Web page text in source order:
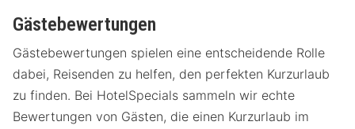
Gästebewertungen
Gästebewertungen spielen eine entscheidende Rolle
dabei, Reisenden zu helfen, den perfekten Kurzurlaub
zu finden. Bei HotelSpecials sammeln wir echte
Bewertungen von Gästen, die einen Kurzurlaub im